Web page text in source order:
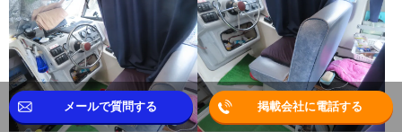
メールで質問する 掲載会社に電話する